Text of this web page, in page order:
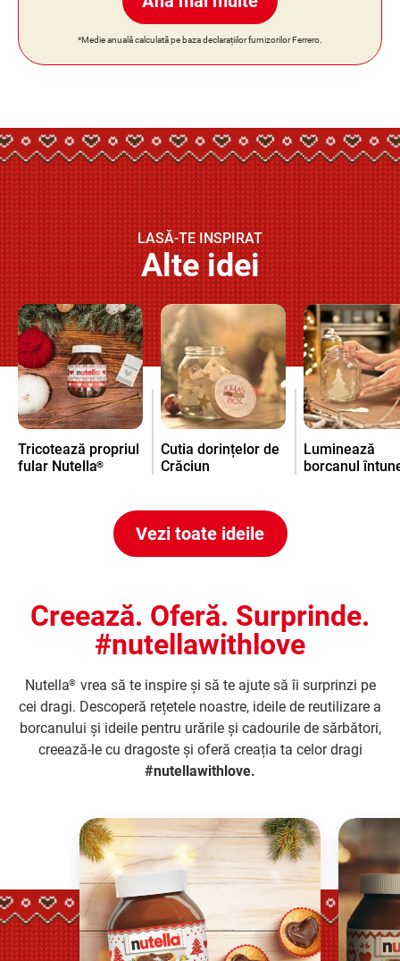
*Medie anuală calculată pe baza declarațiilor furnizorilor Ferrero.
LASĂ-TE INSPIRAT
Alte idei
Tricotează propriul
fular Nutella®
Cutia dorințelor de
Crăciun
Luminează
borcanul
Vezi toate ideile
Creează. Oferă. Surprinde.
#nutellawithlove
Nutella® vrea să te inspire și să te ajute să îi surprinzi pe
cei dragi. Descoperă rețetele noastre, ideile de reutilizare a
borcanului și ideile pentru urările și cadourile de sărbători,
creează-le cu dragoste și oferă creația ta celor dragi
#nutellawithlove.